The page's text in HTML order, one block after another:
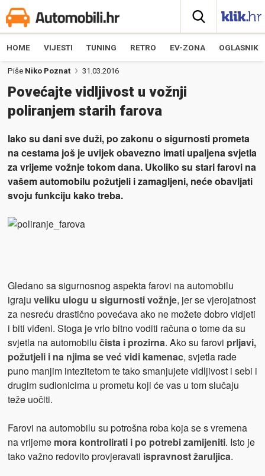
HOME VIJESTI TUNING RETRO EV-ZONA OGLASNIK
Piše Niko Poznat 31.03.2016
Povećajte vidljivost u vožnji
poliranjem starih farova
Iako su dani sve duži, po zakonu o sigurnosti prometa
na cestama još je uvijek obavezno imati upaljena svjetla
za vrijeme vožnje tokom dana. Ukoliko su stari farovi na
vašem automobilu požutjeli i zamagljeni, neće obavljati
svoju funkciju kako treba.
Gledano sa sigurnosnog aspekta farovi na automobilu
igraju veliku ulogu u sigurnosti vožnje, jer se vjerojatnost
za nesreću drastično povećava ako ne možete dobro vidjeti
i biti viđeni. Stoga je vrlo bitno voditi računa o tome da su
svjetla na automobilu čista i prozirna. Ako su farovi prljavi,
požutjeli i na njima se već vidi kamenac, svjetla rade
puno manjim intezitetom te tako smanjujete vidljivost i sebi i
drugim sudionicima u prometu koji će vas u tom slučaju
teže uočiti.
Farovi na automobilu su potrošna roba koja se s vremena
na vrijeme mora kontrolirati i po potrebi zamijeniti. Isto je
tako važno redovito provjeravati ispravnost žaruljica.